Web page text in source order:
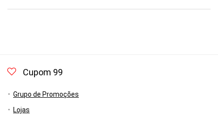
Cupom 99
Grupo de Promoções
Lojas